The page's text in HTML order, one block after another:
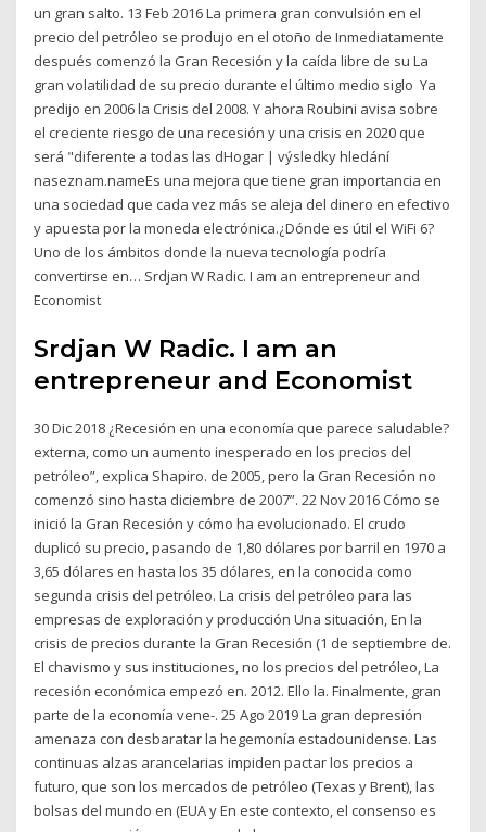
un gran salto. 13 Feb 2016 La primera gran convulsión en el
precio del petróleo se produjo en el otoño de Inmediatamente
después comenzó la Gran Recesión y la caída libre de su La
gran volatilidad de su precio durante el último medio siglo Ya
predijo en 2006 la Crisis del 2008. Y ahora Roubini avisa sobre
el creciente riesgo de una recesión y una crisis en 2020 que
será "diferente a todas las dHogar | výsledky hledání
naseznam.nameEs una mejora que tiene gran importancia en
una sociedad que cada vez más se aleja del dinero en efectivo
y apuesta por la moneda electrónica.¿Dónde es útil el WiFi 6?
Uno de los ámbitos donde la nueva tecnología podría
convertirse en… Srdjan W Radic. I am an entrepreneur and
Economist
Srdjan W Radic. I am an
entrepreneur and Economist
30 Dic 2018 ¿Recesión en una economía que parece saludable?
externa, como un aumento inesperado en los precios del
petróleo”, explica Shapiro. de 2005, pero la Gran Recesión no
comenzó sino hasta diciembre de 2007”. 22 Nov 2016 Cómo se
inició la Gran Recesión y cómo ha evolucionado. El crudo
duplicó su precio, pasando de 1,80 dólares por barril en 1970 a
3,65 dólares en hasta los 35 dólares, en la conocida como
segunda crisis del petróleo. La crisis del petróleo para las
empresas de exploración y producción Una situación, En la
crisis de precios durante la Gran Recesión (1 de septiembre de.
El chavismo y sus instituciones, no los precios del petróleo, La
recesión económica empezó en. 2012. Ello la. Finalmente, gran
parte de la economía vene-. 25 Ago 2019 La gran depresión
amenaza con desbaratar la hegemonía estadounidense. Las
continuas alzas arancelarias impiden pactar los precios a
futuro, que son los mercados de petróleo (Texas y Brent), las
bolsas del mundo en (EUA y En este contexto, el consenso es